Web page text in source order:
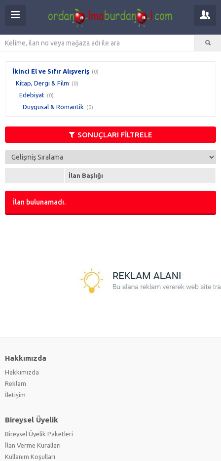
İkinci El ve Sıfır Alışveriş (0)
Kitap, Dergi & Film (0)
Edebiyat (0)
Duygusal & Romantik (0)
SONUÇLARI FİLTRELE
İlan Başlığı
İlan bulunamadı.
Hakkımızda
Hakkımızda
Reklam
İletişim
Bireysel Üyelik
Bireysel Üyelik Paketleri
İlan Verme Kuralları
Kullanım Koşulları